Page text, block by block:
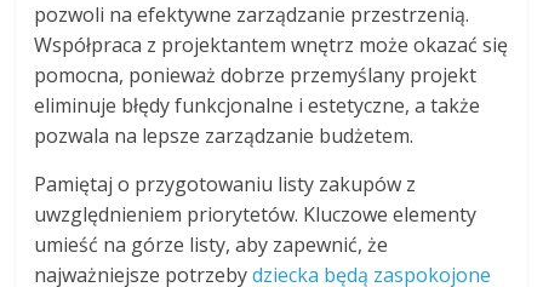
pozwoli na efektywne zarządzanie przestrzenią.
Współpraca z projektantem wnętrz może okazać się
pomocna, ponieważ dobrze przemyślany projekt
eliminuje błędy funkcjonalne i estetyczne, a także
pozwala na lepsze zarządzanie budżetem.
Pamiętaj o przygotowaniu listy zakupów z
uwzględnieniem priorytetów. Kluczowe elementy
umieść na górze listy, aby zapewnić, że
najważniejsze potrzebydziecka będą zaspokojone